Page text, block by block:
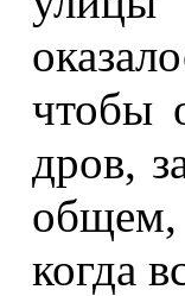
чтобы
дров,
общем,
когда